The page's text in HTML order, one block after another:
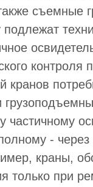
съемные
подлежат
контроля
кранов
частичному
- через
краны,
только при